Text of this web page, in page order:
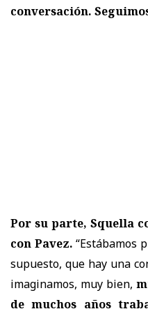
conversación.
Por su parte, Squella
con Pavez. “Estábamos
supuesto, que hay una
imaginamos, muy bien,
de muchos años